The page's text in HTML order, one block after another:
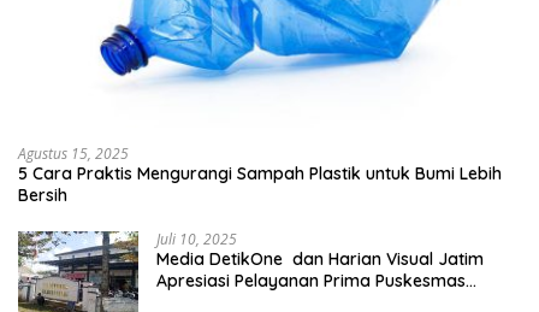
Agustus 15, 2025
5 Cara Praktis Mengurangi Sampah Plastik untuk Bumi Lebih
Bersih
Juli 10, 2025
Media DetikOne dan Harian Visual Jatim
Apresiasi Pelayanan Prima Puskesmas